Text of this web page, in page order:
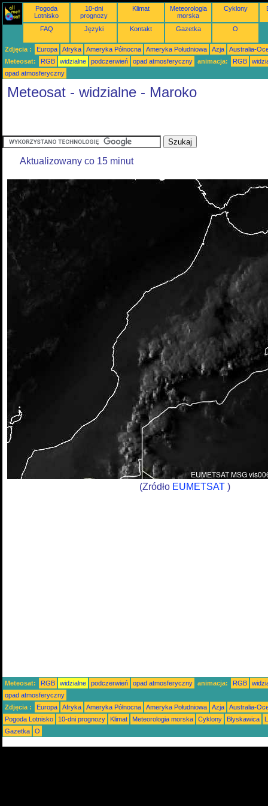
Pogoda
Lotnisko
10-dni
prognozy
Klimat
Meteorologia
morska
Cyklony
FAQ Języki Kontakt Gazetka O
Zdjęcia : Europa Afryka Ameryka Północna Ameryka Południowa Azja
Australia-
Meteosat:
RGB widzialne podczerwień opad atmosferyczny animacja: RGB
opad atmosferyczny
Meteosat - widzialne - Maroko
Aktualizowany co 15 minut
(Zródło EUMETSAT )
Meteosat: RGB widzialne podczerwień opad atmosferyczny animacja: RGB
opad atmosferyczny
Zdjęcia :
Europa Afryka Ameryka Północna Ameryka Południowa Azja
Australia-
Pogoda Lotnisko
10-dni prognozy Klimat Meteorologia morska Cyklony Błyskawica
Gazetka
O